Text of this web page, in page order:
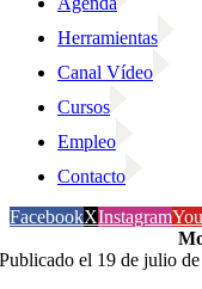
Herramientas
Canal Vídeo
Cursos
Empleo
Contacto
FacebookXInstagram
Publicado el 19 de julio de